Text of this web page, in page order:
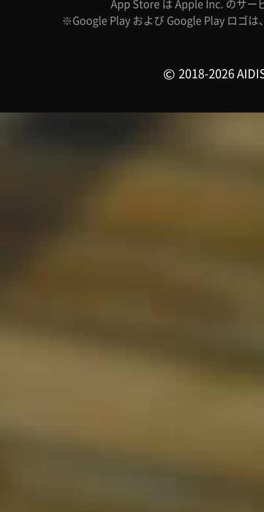
App Store は Apple Inc. のサー
※Google Play および Google Play ロゴは
2018-2026